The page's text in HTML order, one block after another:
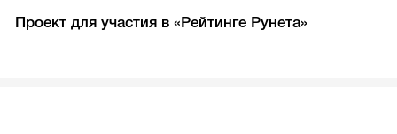
Проект для участия в «Рейтинге Рунета»